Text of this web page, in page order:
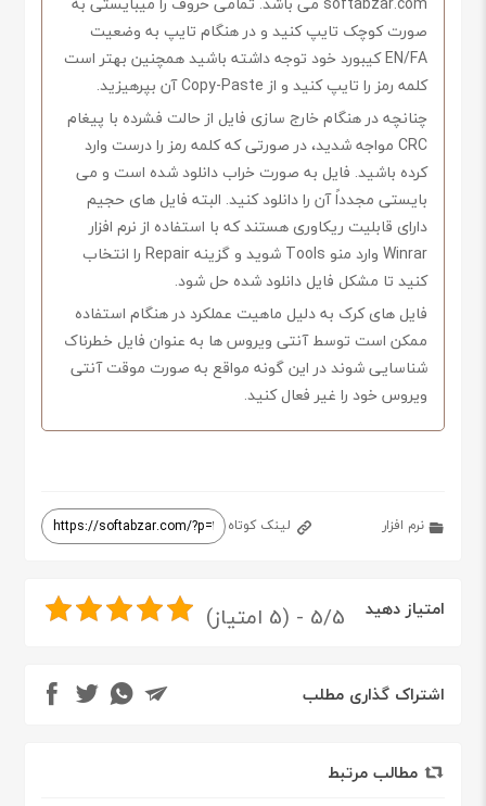
صورت کوچک تایپ کنید و در هنگام تایپ به وضعیت
EN/FA کیبورد خود توجه داشته باشید همچنین بهتر است
کلمه رمز را تایپ کنید و از Copy-Paste آن بپرهیزید.
چنانچه در هنگام خارج سازی فایل از حالت فشرده با پیغام
CRC مواجه شدید، در صورتی که کلمه رمز را درست وارد
کرده باشید. فایل به صورت خراب دانلود شده است و می
بایستی مجدداً آن را دانلود کنید. البته فایل های حجیم
دارای قابلیت ریکاوری هستند که با استفاده از نرم افزار
Winrar وارد منو Tools شوید و گزینه Repair را انتخاب
کنید تا مشکل فایل دانلود شده حل شود.
فایل های کرک به دلیل ماهیت عملکرد در هنگام استفاده
ممکن است توسط آنتی ویروس ها به عنوان فایل خطرناک
شناسایی شوند در این گونه مواقع به صورت موقت آنتی
ویروس خود را غیر فعال کنید.
نرم افزار لینک کوتاه
امتیاز دهید 5/5 - (5 امتیاز)
اشتراک گذاری مطلب
مطالب مرتبط